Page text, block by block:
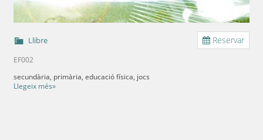
Reservar
Llibre
EF002
secundària, primària, educació física, jocs
Llegeix més»